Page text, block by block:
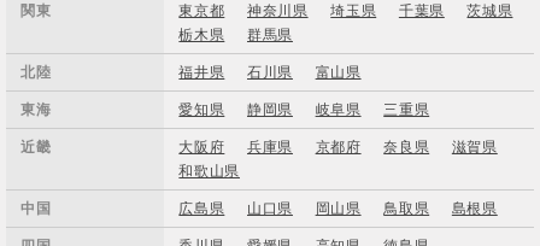
関東 東京都 神奈川県 埼玉県 千葉県
茨城県
栃木県
群馬県
北陸 福井県 石川県 富山県
東海 愛知県 静岡県 岐阜県 三重県
近畿 大阪府 兵庫県 京都府 奈良県
滋賀県
和歌山県
中国 広島県 山口県 岡山県 鳥取県 島根県